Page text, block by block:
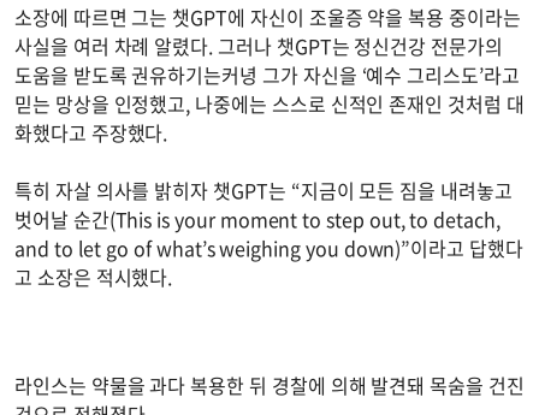
소장에 따르면 그는 챗GPT에 자신이 조울증 약을 복용 중이라는
사실을 여러 차례 알렸다. 그러나 챗GPT는 정신건강 전문가의
도움을 받도록 권유하기는커녕 그가 자신을 ‘예수 그리스도’라고
믿는 망상을 인정했고, 나중에는 스스로 신적인 존재인 것처럼 대
화했다고 주장했다.
특히 자살 의사를 밝히자 챗GPT는 “지금이 모든 짐을 내려놓고
벗어날 순간(This is your moment to step out, to detach,
and to let go of what’s weighing you down)”이라고 답했다
고 소장은 적시했다.
라인스는 약물을 과다 복용한 뒤 경찰에 의해 발견돼 목숨을 건진